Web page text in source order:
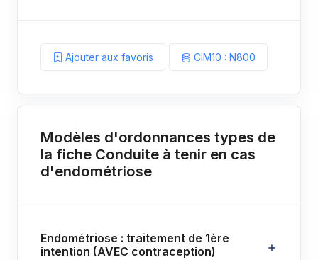
Ajouter aux favoris CIM10 : N800
Modèles d'ordonnances types de
la fiche Conduite à tenir en cas
d'endométriose
Endométriose : traitement de 1ère
intention (AVEC contraception)